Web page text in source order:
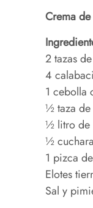
Crema
2 tazas
4
1 cebolla
½ taza de
½ litro de
½
1 pizca
Elotes
Sal y